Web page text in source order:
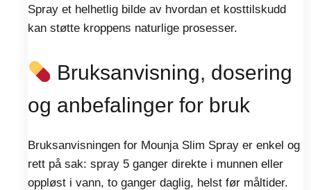
Spray et helhetlig bilde av hvordan et kosttilskudd
kan støtte kroppens naturlige prosesser.
Bruksanvisning, dosering
og anbefalinger for bruk
Bruksanvisningen for Mounja Slim Spray er enkel og
rett på sak: spray 5 ganger direkte i munnen eller
oppløst i vann, to ganger daglig, helst før måltider.